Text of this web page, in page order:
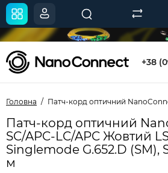
+38
Головна Патч-корд оптичний
Патч-корд оптичний
SC/APC-LC/APC Жовтий
Singlemode G.652.D (SM),
м